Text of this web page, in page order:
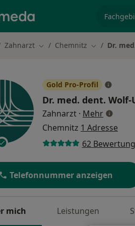
Zahnarzt Stadt ändern
Chemnitz Stadt ändern
Dr.
Gold Pro-Profil
Dr. med. dent. Wolf-
Zahnarzt · Mehrüber
Chemnitz 1 Adresse
62
Telefonnummer anzeigen
mich Leistungen